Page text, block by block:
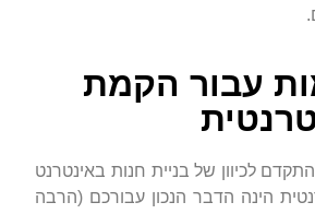
עבור הקמת
לכיוון של בניית חנות באינטרנט
הינה הדבר הנכון עבורכם (הרבה